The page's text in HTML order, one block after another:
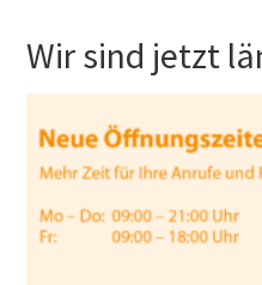
Wir sind jetzt